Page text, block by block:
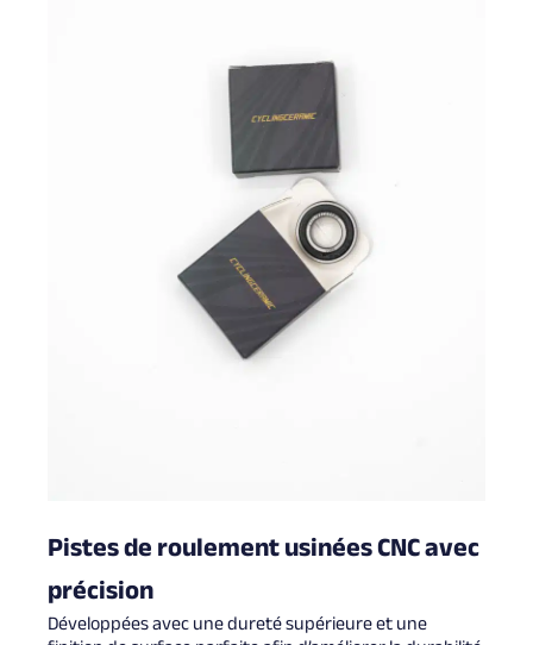
Pistes de roulement usinées CNC avec
précision
Développées avec une dureté supérieure et une